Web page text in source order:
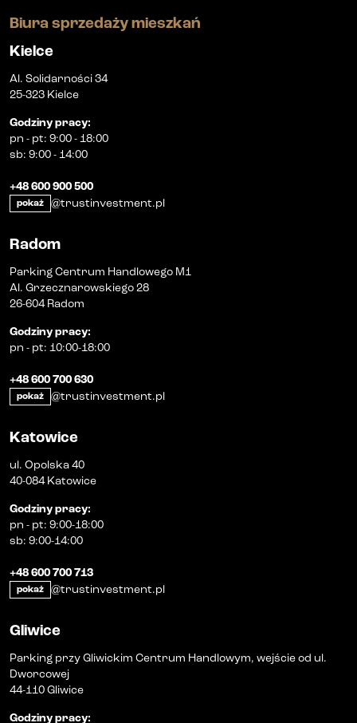
Biura sprzedaży mieszkań
Kielce
Al. Solidarności 34
25-323 Kielce
Godziny pracy:
pn - pt: 9:00 - 18:00
sb: 9:00 - 14:00
+48 600 900 500
pokaż @trustinvestment.pl
Radom
Parking Centrum Handlowego M1
Al. Grzecznarowskiego 28
26-604 Radom
Godziny pracy:
pn - pt: 10:00-18:00
+48 600 700 630
pokaż @trustinvestment.pl
Katowice
ul. Opolska 40
40-084 Katowice
Godziny pracy:
pn - pt: 9:00-18:00
sb: 9:00-14:00
+48 600 700 713
pokaż @trustinvestment.pl
Gliwice
Parking przy Gliwickim Centrum Handlowym, wejście od ul.
Dworcowej
44-110 Gliwice
Godziny pracy: